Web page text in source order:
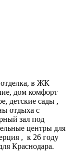
отделка, в ЖК
дом комфорт
детские сады ,
отдыха с
зал под
центры для
, к 26 году
Краснодара.